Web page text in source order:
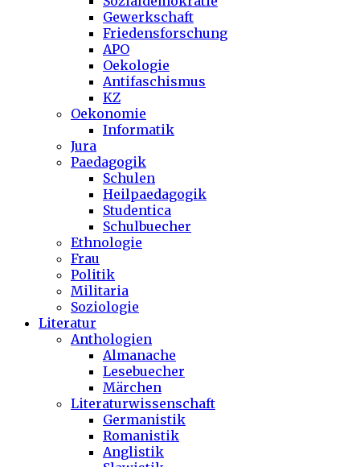
Gewerkschaft
Friedensforschung
APO
Oekologie
Antifaschismus
KZ
Oekonomie
Informatik
Jura
Paedagogik
Schulen
Heilpaedagogik
Studentica
Schulbuecher
Ethnologie
Frau
Politik
Militaria
Soziologie
Literatur
Anthologien
Almanache
Lesebuecher
Märchen
Literaturwissenschaft
Germanistik
Romanistik
Anglistik